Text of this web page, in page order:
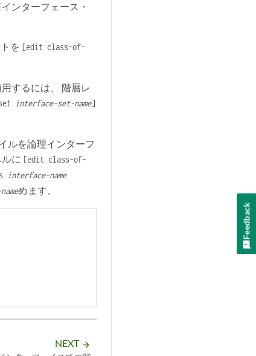
ンターフェース・
を [edit class-of-
するには、 階層レ
interface-set-name]
ルを論理インターフ
に [edit class-of-
interface-name
めます。
NEXT arrow_forward
Feedback